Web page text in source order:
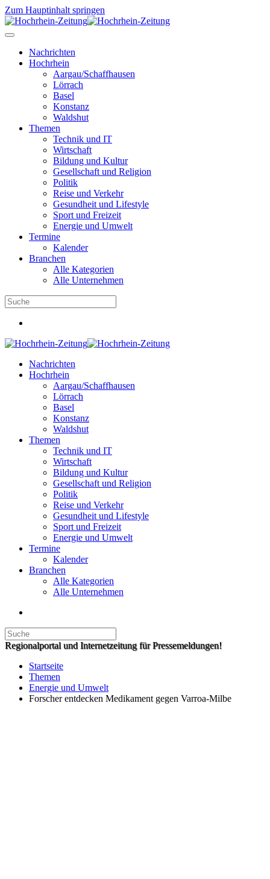
Zum Hauptinhalt springen
Nachrichten
Hochrhein
Aargau/Schaffhausen
Lörrach
Basel
Konstanz
Waldshut
Themen
Technik und IT
Wirtschaft
Bildung und Kultur
Gesellschaft und Religion
Politik
Reise und Verkehr
Gesundheit und Lifestyle
Sport und Freizeit
Energie und Umwelt
Termine
Kalender
Branchen
Alle Kategorien
Alle Unternehmen
Nachrichten
Hochrhein
Aargau/Schaffhausen
Lörrach
Basel
Konstanz
Waldshut
Themen
Technik und IT
Wirtschaft
Bildung und Kultur
Gesellschaft und Religion
Politik
Reise und Verkehr
Gesundheit und Lifestyle
Sport und Freizeit
Energie und Umwelt
Termine
Kalender
Branchen
Alle Kategorien
Alle Unternehmen
Regionalportal und Internetzeitung für Pressemeldungen!
Startseite
Themen
Energie und Umwelt
Forscher entdecken Medikament gegen Varroa-Milbe